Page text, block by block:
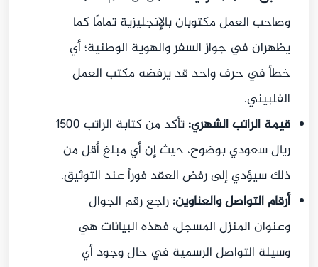
وصاحب العمل مكتوبان بالإنجليزية تمامًا كما
يظهران في جواز السفر والهوية الوطنية؛ أي
خطأ في حرف واحد قد يرفضه مكتب العمل
الفلبيني.
قيمة الراتب الشهري:
تأكد من كتابة الراتب 1500
ريال سعودي بوضوح، حيث إن أي مبلغ أقل من
ذلك سيؤدي إلى رفض العقد فوراً عند التوثيق.
أرقام التواصل والعناوين: راجع رقم الجوال
وعنوان المنزل المسجل، فهذه البيانات هي
وسيلة التواصل الرسمية في حال وجود أي